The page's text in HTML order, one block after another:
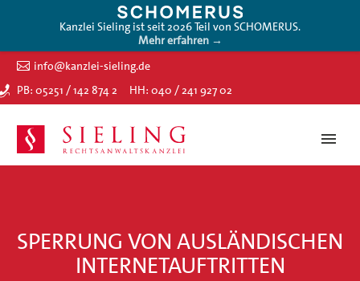
Kanzlei Sieling ist seit 2026 Teil von SCHOMERUS.
Mehr erfahren →
info@kanzlei-sieling.de
PB: 05251 / 142 874 2
HH: 040 / 241 927 02
SPERRUNG VON AUSLÄNDISCHEN
INTERNETAUFTRITTEN